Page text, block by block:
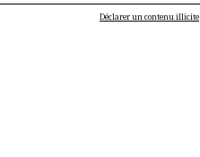
Déclarer un contenu illicite